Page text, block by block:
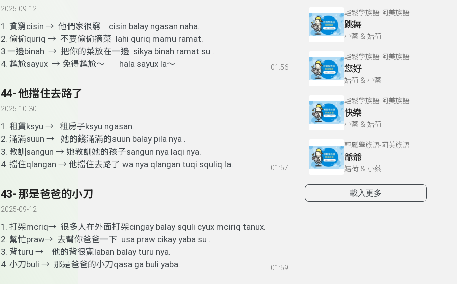
2025-09-12
1. 貧窮cisin → 他們家很窮 cisin balay ngasan naha.
2. 偷偷quriq → 不要偷偷摘菜 lahi quriq mamu ramat.
3.一邊binah → 把你的菜放在一邊 sikya binah ramat su .
4. 尷尬sayux → 免得尷尬～ hala sayux la～ 01:56
44- 他擋住去路了
2025-10-30
1. 租賃ksyu → 租房子ksyu ngasan.
2. 滿滿suun → 她的錢滿滿的suun balay pila nya .
3. 教訓sangun → 她教訓她的孩子sangun nya laqi nya.
4. 擋住qlangan → 他擋住去路了 wa nya qlangan tuqi squliq la. 01:57
43- 那是爸爸的小刀
2025-09-12
1. 打架mcriq→ 很多人在外面打架cingay balay squli cyux mciriq tanux.
2. 幫忙praw→ 去幫你爸爸一下 usa praw cikay yaba su .
3. 背turu → 他的背很寬laban balay turu nya.
4. 小刀buli → 那是爸爸的小刀qasa ga buli yaba. 01:59
輕鬆學族語-阿美族語
跳舞
小蔡 & 姞荷
輕鬆學族語-阿美族語
您好
姞荷 & 小蔡
輕鬆學族語-阿美族語
快樂
小蔡 & 姞荷
輕鬆學族語-阿美族語
爺爺
姞荷 & 小蔡
載入更多